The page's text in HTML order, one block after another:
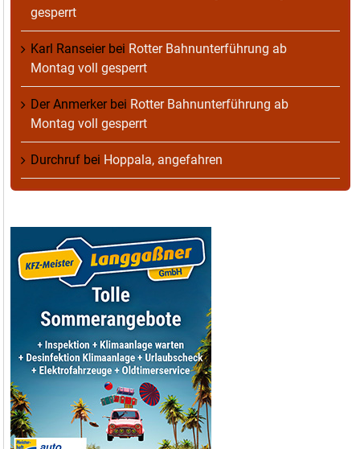
gesperrt
Karl Ranseierbei Rotter Bahnunterführung ab
Montag voll gesperrt
Der Anmerkerbei Rotter Bahnunterführung ab
Montag voll gesperrt
Durchruf bei Hoppala, angefahren